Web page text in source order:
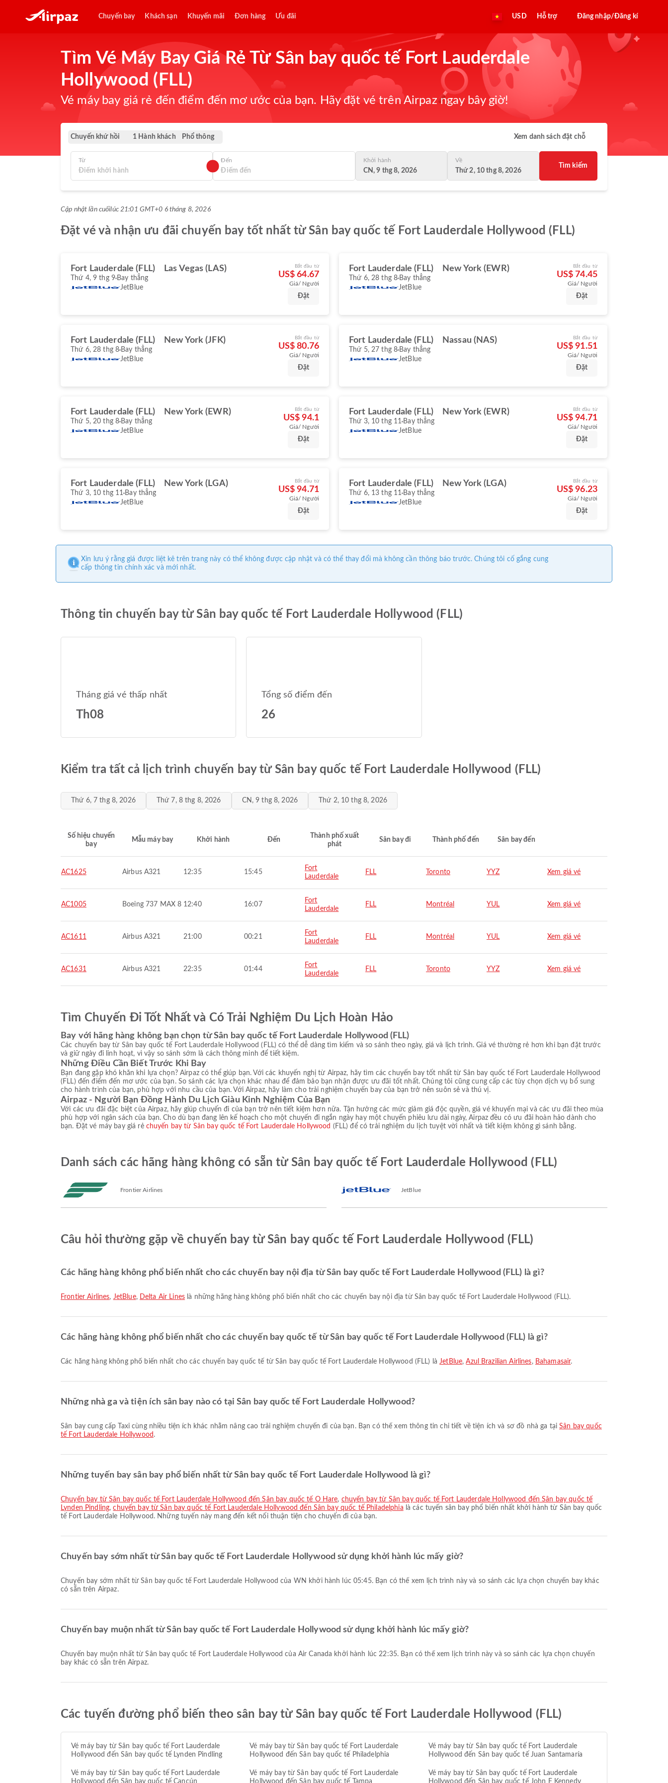
Chuyến bay Khách sạn Khuyến mãi Đơn hàng Ưu đãi USD Hỗ trợ Đăng nhập/Đăng kí
Tìm Vé Máy Bay Giá Rẻ Từ Sân bay quốc tế Fort Lauderdale
Hollywood (FLL)
Vé máy bay giá rẻ đến điểm đến mơ ước của bạn. Hãy đặt vé trên Airpaz ngay bây giờ!
Chuyến khứ hồi 1 Hành khách Phổ thông Xem danh sách đặt chỗ
Từ Đến Khởi hành
CN, 9 thg 8, 2026
Về
Thứ 2, 10 thg 8, 2026
Tìm kiếm
Cập nhật lần cuốilúc 21:01 GMT+0 6 tháng 8, 2026
Đặt vé và nhận ưu đãi chuyến bay tốt nhất từ Sân bay quốc tế Fort Lauderdale Hollywood (FLL)
Fort Lauderdale (FLL) Las Vegas (LAS)
Thứ 4, 9 thg 9 Bay thẳng
JetBlue
Bắt đầu từ
US$ 64.67
Giá/ Người
Đặt
Fort Lauderdale (FLL) New York (EWR)
Thứ 6, 28 thg 8 Bay thẳng
JetBlue
Bắt đầu từ
US$ 74.45
Giá/ Người
Đặt
Fort Lauderdale (FLL) New York (JFK)
Thứ 6, 28 thg 8 Bay thẳng
JetBlue
Bắt đầu từ
US$ 80.76
Giá/ Người
Đặt
Fort Lauderdale (FLL) Nassau (NAS)
Thứ 5, 27 thg 8 Bay thẳng
JetBlue
Bắt đầu từ
US$ 91.51
Giá/ Người
Đặt
Fort Lauderdale (FLL) New York (EWR)
Thứ 5, 20 thg 8 Bay thẳng
JetBlue
Bắt đầu từ
US$ 94.1
Giá/ Người
Đặt
Fort Lauderdale (FLL) New York (EWR)
Thứ 3, 10 thg 11 Bay thẳng
JetBlue
Bắt đầu từ
US$ 94.71
Giá/ Người
Đặt
Fort Lauderdale (FLL) New York (LGA)
Thứ 3, 10 thg 11 Bay thẳng
JetBlue
Bắt đầu từ
US$ 94.71
Giá/ Người
Đặt
Fort Lauderdale (FLL) New York (LGA)
Thứ 6, 13 thg 11 Bay thẳng
JetBlue
Bắt đầu từ
US$ 96.23
Giá/ Người
Đặt
Xin lưu ý rằng giá được liệt kê trên trang này có thể không được cập nhật và có thể thay đổi mà không cần thông báo trước. Chúng tôi cố gắng cung
cấp thông tin chính xác và mới nhất.
Thông tin chuyến bay từ Sân bay quốc tế Fort Lauderdale Hollywood (FLL)
Tháng giá vé thấp nhất
Th08
Tổng số điểm đến
26
Kiểm tra tất cả lịch trình chuyến bay từ Sân bay quốc tế Fort Lauderdale Hollywood (FLL)
Thứ 6, 7 thg 8, 2026 Thứ 7, 8 thg 8, 2026 CN, 9 thg 8, 2026 Thứ 2, 10 thg 8, 2026
Số hiệu chuyến
bay
Mẫu máy bay Khởi hành Đến
Thành phố xuất
phát
Sân bay đi Thành phố đến Sân bay đến
AC1625 Airbus A321 12:35 15:45
Fort
Lauderdale
FLL Toronto YYZ Xem giá vé
AC1005 Boeing 737 MAX 8 12:40 16:07
Fort
Lauderdale
FLL Montréal YUL Xem giá vé
AC1611 Airbus A321 21:00 00:21
Fort
Lauderdale
FLL Montréal YUL Xem giá vé
AC1631 Airbus A321 22:35 01:44
Fort
Lauderdale
FLL Toronto YYZ Xem giá vé
Tìm Chuyến Đi Tốt Nhất và Có Trải Nghiệm Du Lịch Hoàn Hảo
Bay với hãng hàng không bạn chọn từ Sân bay quốc tế Fort Lauderdale Hollywood (FLL)
Các chuyến bay từ Sân bay quốc tế Fort Lauderdale Hollywood (FLL) có thể dễ dàng tìm kiếm và so sánh theo ngày, giá và lịch trình. Giá vé thường rẻ hơn khi bạn đặt trước
và giữ ngày đi linh hoạt, vì vậy so sánh sớm là cách thông minh để tiết kiệm.
Những Điều Cần Biết Trước Khi Bay
Bạn đang gặp khó khăn khi lựa chọn? Airpaz có thể giúp bạn. Với các khuyến nghị từ Airpaz, hãy tìm các chuyến bay tốt nhất từ Sân bay quốc tế Fort Lauderdale Hollywood
(FLL) đến điểm đến mơ ước của bạn. So sánh các lựa chọn khác nhau để đảm bảo bạn nhận được ưu đãi tốt nhất. Chúng tôi cũng cung cấp các tùy chọn dịch vụ bổ sung
cho hành trình của bạn, phù hợp với nhu cầu của bạn. Với Airpaz, hãy làm cho trải nghiệm chuyến bay của bạn trở nên suôn sẻ và thú vị.
Airpaz - Người Bạn Đồng Hành Du Lịch Giàu Kinh Nghiệm Của Bạn
Với các ưu đãi đặc biệt của Airpaz, hãy giúp chuyến đi của bạn trở nên tiết kiệm hơn nữa. Tận hưởng các mức giảm giá độc quyền, giá vé khuyến mại và các ưu đãi theo mùa
phù hợp với ngân sách của bạn. Cho dù bạn đang lên kế hoạch cho một chuyến đi ngắn ngày hay một chuyến phiêu lưu dài ngày, Airpaz đều có ưu đãi hoàn hảo dành cho
bạn. Đặt vé máy bay giá rẻ chuyến bay từ Sân bay quốc tế Fort Lauderdale Hollywood (FLL) để có trải nghiệm du lịch tuyệt vời nhất và tiết kiệm không gì sánh bằng.
Danh sách các hãng hàng không có sẵn từ Sân bay quốc tế Fort Lauderdale Hollywood (FLL)
Frontier Airlines JetBlue
Câu hỏi thường gặp về chuyến bay từ Sân bay quốc tế Fort Lauderdale Hollywood (FLL)
Các hãng hàng không phổ biến nhất cho các chuyến bay nội địa từ Sân bay quốc tế Fort Lauderdale Hollywood (FLL) là gì?
Frontier Airlines, JetBlue, Delta Air Lines là những hãng hàng không phổ biến nhất cho các chuyến bay nội địa từ Sân bay quốc tế Fort Lauderdale Hollywood (FLL).
Các hãng hàng không phổ biến nhất cho các chuyến bay quốc tế từ Sân bay quốc tế Fort Lauderdale Hollywood (FLL) là gì?
Các hãng hàng không phổ biến nhất cho các chuyến bay quốc tế từ Sân bay quốc tế Fort Lauderdale Hollywood (FLL) làJetBlue,Azul Brazilian Airlines, Bahamasair.
Những nhà ga và tiện ích sân bay nào có tại Sân bay quốc tế Fort Lauderdale Hollywood?
Sân bay cung cấp Taxi cùng nhiều tiện ích khác nhằm nâng cao trải nghiệm chuyến đi của bạn. Bạn có thể xem thông tin chi tiết về tiện ích và sơ đồ nhà ga tạiSân bay quốc
tế Fort Lauderdale Hollywood .
Những tuyến bay sân bay phổ biến nhất từ Sân bay quốc tế Fort Lauderdale Hollywood là gì?
chuyến bay từ Sân bay quốc tế Fort Lauderdale Hollywood đến Sân bay quốc tế O Hare, chuyến bay từ Sân bay quốc tế Fort Lauderdale Hollywood đến Sân bay quốc tế
Lynden Pindling,chuyến bay từ Sân bay quốc tế Fort Lauderdale Hollywood đến Sân bay quốc tế Philadelphia là các tuyến sân bay phổ biến nhất khởi hành từ Sân bay quốc
tế Fort Lauderdale Hollywood. Những tuyến này mang đến kết nối thuận tiện cho chuyến đi của bạn.
Chuyến bay sớm nhất từ Sân bay quốc tế Fort Lauderdale Hollywood sử dụng khởi hành lúc mấy giờ?
Chuyến bay sớm nhất từ Sân bay quốc tế Fort Lauderdale Hollywood của WN khởi hành lúc 05:45. Bạn có thể xem lịch trình này và so sánh các lựa chọn chuyến bay khác
có sẵn trên Airpaz.
Chuyến bay muộn nhất từ Sân bay quốc tế Fort Lauderdale Hollywood sử dụng khởi hành lúc mấy giờ?
Chuyến bay muộn nhất từ Sân bay quốc tế Fort Lauderdale Hollywood của Air Canada khởi hành lúc 22:35. Bạn có thể xem lịch trình này và so sánh các lựa chọn chuyến
bay khác có sẵn trên Airpaz.
Các tuyến đường phổ biến theo sân bay từ Sân bay quốc tế Fort Lauderdale Hollywood (FLL)
Vé máy bay từ Sân bay quốc tế Fort Lauderdale
Hollywood đến Sân bay quốc tế Lynden Pindling
Vé máy bay từ Sân bay quốc tế Fort Lauderdale
Hollywood đến Sân bay quốc tế Philadelphia
Vé máy bay từ Sân bay quốc tế Fort Lauderdale
Hollywood đến Sân bay quốc tế Juan Santamaría
Vé máy bay từ Sân bay quốc tế Fort Lauderdale
Vé máy bay từ Sân bay quốc tế Fort Lauderdale
Vé máy bay từ Sân bay quốc tế Fort Lauderdale